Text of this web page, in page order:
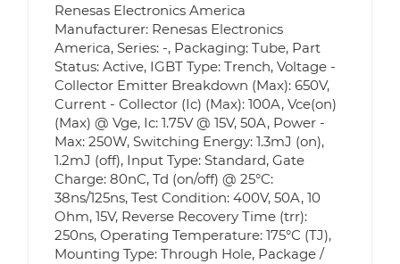
Renesas Electronics America
Manufacturer: Renesas Electronics
America, Series: -, Packaging: Tube, Part
Status: Active, IGBT Type: Trench, Voltage -
Collector Emitter Breakdown (Max): 650V,
Current - Collector (Ic) (Max): 100A, Vce(on)
(Max) @ Vge, Ic: 1.75V @ 15V, 50A, Power -
Max: 250W, Switching Energy: 1.3mJ (on),
1.2mJ (off), Input Type: Standard, Gate
Charge: 80nC, Td (on/off) @ 25°C:
38ns/125ns, Test Condition: 400V, 50A, 10
Ohm, 15V, Reverse Recovery Time (trr):
250ns, Operating Temperature: 175°C (TJ),
Mounting Type: Through Hole, Package /